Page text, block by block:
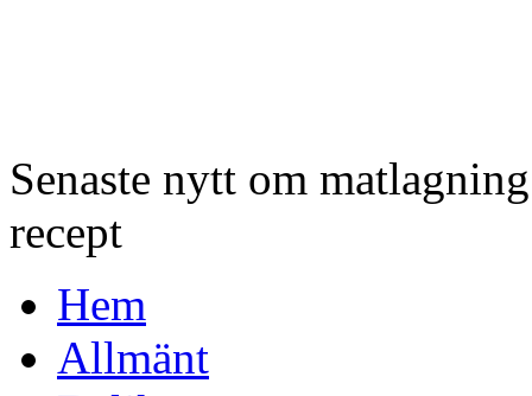
Senaste nytt om
recept
Hem
Allmänt